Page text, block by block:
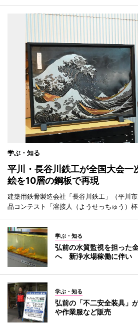
学ぶ・知る
平川・長谷川鉄工が全国大会
絵を10層の鋼板で再現
建築用鉄骨製造会社「長谷川鉄工」（平川
品コンテスト「溶接人（ようせっちゅう）杯
学ぶ・知る
弘前の水質監視を担った
へ 新浄水場稼働に伴い
学ぶ・知る
弘前の「不二安全装具
や作業服など販売